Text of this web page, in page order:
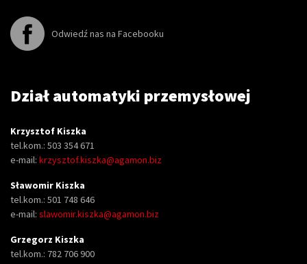
Odwiedź nas na Facebooku
Dział automatyki przemysłowej
Krzysztof Kiszka
tel.kom.: 503 354 671
e-mail: krzysztof.kiszka@agamon.biz
Sławomir Kiszka
tel.kom.: 501 748 646
e-mail: slawomir.kiszka@agamon.biz
Grzegorz Kiszka
tel.kom.: 782 706 900